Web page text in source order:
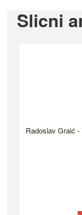
Slicni
Radoslav Graić -